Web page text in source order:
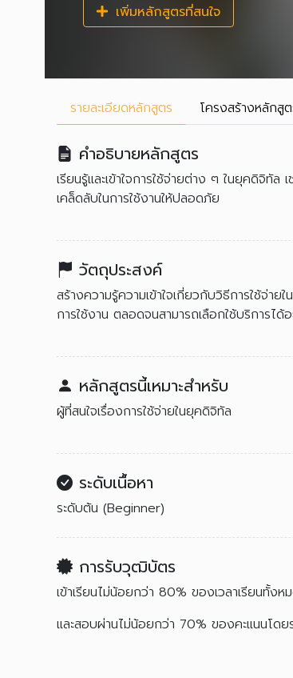
เพิ่มหลักสูตรที่สนใจ
รายละเอียดหลักสูตร โครงสร้างหลักสู
คำอธิบายหลักสูตร
เรียนรู้และเข้าใจการใช้จ่ายต่าง ๆ ในยุคดิจิทั
เคล็ดลับในการใช้งานให้ปลอดภัย
วัตถุประสงค์
สร้างความรู้ความเข้าใจเกี่ยวกับวิธีการใช้จ่า
การใช้งาน ตลอดจนสามารถเลือกใช้บริการไ
หลักสูตรนี้เหมาะสำหรับ
ผู้ที่สนใจเรื่องการใช้จ่ายในยุคดิจิทัล
ระดับเนื้อหา
ระดับต้น (Beginner)
การรับวุฒิบัตร
เข้าเรียนไม่น้อยกว่า 80% ของเวลาเรียนทั้งห
และสอบผ่านไม่น้อยกว่า 70% ของคะแนนโด